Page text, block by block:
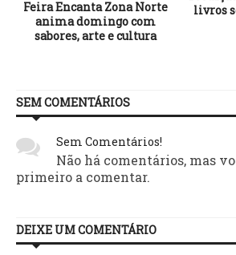
Feira Encanta Zona Norte
anima domingo com
sabores, arte e cultura
livros
SEM COMENTÁRIOS
Sem Comentários!
Não há comentários, mas
primeiro a comentar.
DEIXE UM COMENTÁRIO